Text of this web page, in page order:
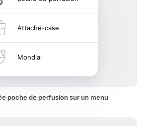
Attaché-case
Mondial
poche de perfusion sur un menu